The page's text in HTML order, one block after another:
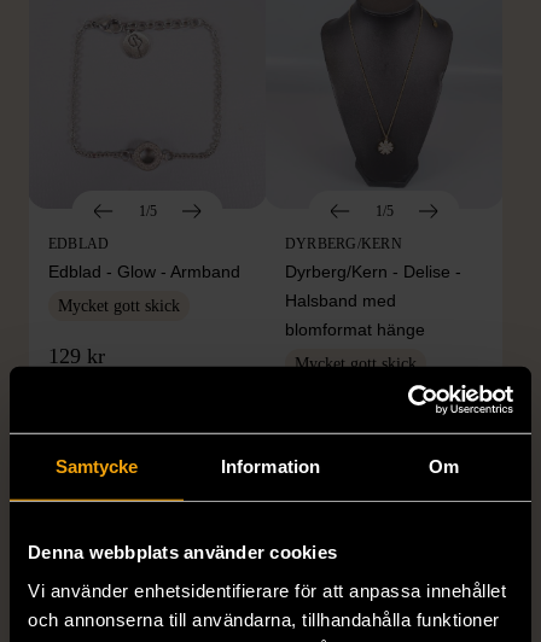
Samtycke Information Om
Denna webbplats använder cookies
Vi använder enhetsidentifierare för att anpassa innehållet
och annonserna till användarna, tillhandahålla funktioner
1/5
EDBLAD
Edblad - Glow - Armband
Mycket gott skick
129 kr
1/5
DYRBERG/KERN
Dyrberg/Kern - Delise -
Halsband med
blomformat hänge
Mycket gott skick